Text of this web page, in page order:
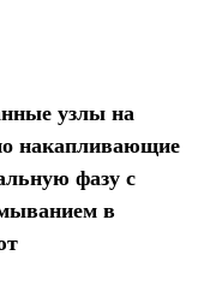
узлы на
накапливающие
фазу с
в